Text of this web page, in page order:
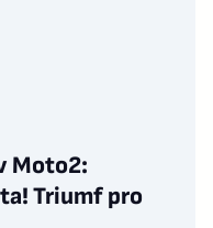
Moto2:
Triumf pro